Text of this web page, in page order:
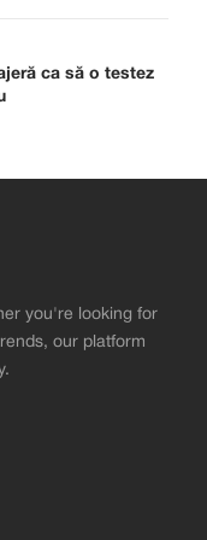
ca să o testez
you're looking for
our platform